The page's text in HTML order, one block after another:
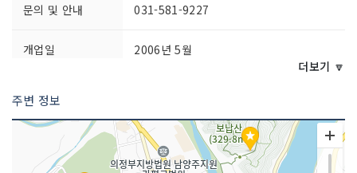
문의 및 안내 031-581-9227
개업일 2006년 5월
가능
더보기 🔽
주변 정보